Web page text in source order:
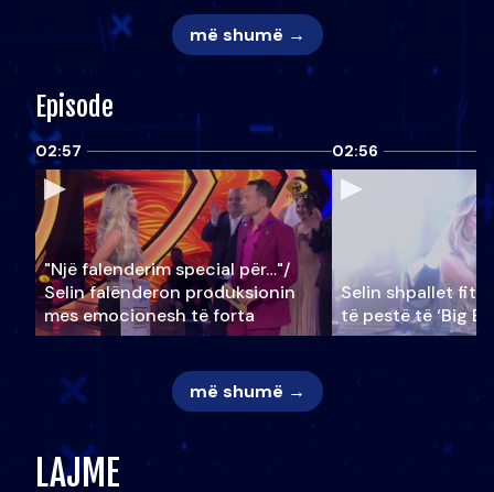
më shumë →
Episode
02:57
"Një falenderim special për…"/
Selin falënderon produksionin
mes emocionesh të forta
02:56
Selin shpallet
të pestë të ‘Big
më shumë →
LAJME